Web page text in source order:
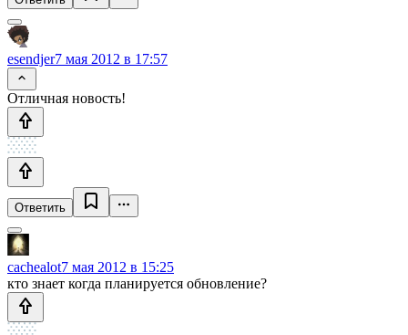
esendjer7 мая 2012 в 17:57
Отличная новость!
Ответить
cachealot7 мая 2012 в 15:25
кто знает когда планируется обновление?